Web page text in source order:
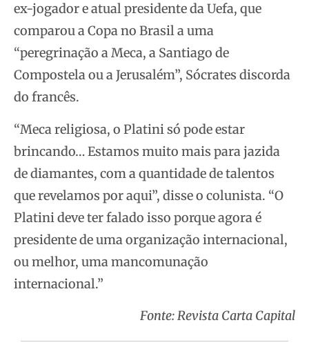
ex-jogador e atual presidente da Uefa, que
comparou a Copa no Brasil a uma
“peregrinação a Meca, a Santiago de
Compostela ou a Jerusalém”, Sócrates discorda
do francês.
“Meca religiosa, o Platini só pode estar
brincando… Estamos muito mais para jazida
de diamantes, com a quantidade de talentos
que revelamos por aqui”, disse o colunista. “O
Platini deve ter falado isso porque agora é
presidente de uma organização internacional,
ou melhor, uma mancomunação
internacional.”
Fonte: Revista Carta Capital